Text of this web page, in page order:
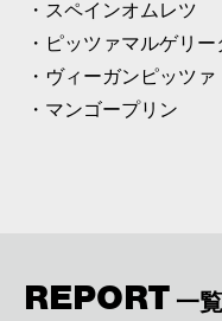
・スペインオムレツ
・ピッツァマルゲリー
・ヴィーガンピッツァ
・マンゴープリン
REPORT 一